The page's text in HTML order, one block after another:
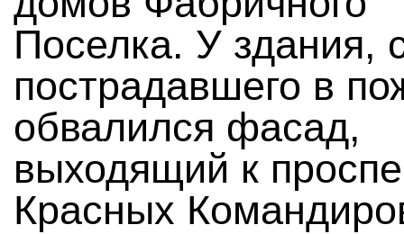
Поселка. У здания,
пострадавшего в
обвалился фасад,
выходящий к
Красных